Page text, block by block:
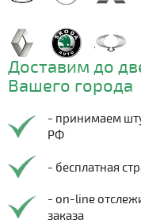
Доставим до
Вашего города
- принимаем
РФ
- бесплатная
- on-line
заказа